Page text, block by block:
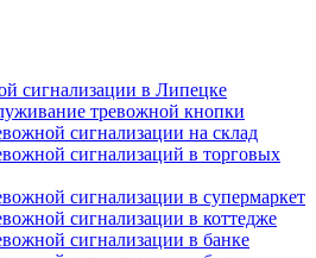
сигнализации в Липецке
тревожной кнопки
сигнализации на склад
сигнализаций в торговых
сигнализации в супермаркет
сигнализации в коттедже
сигнализации в банке